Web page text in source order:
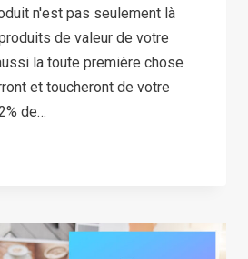
n'est pas seulement là
de valeur de votre
la toute première chose
et toucheront de votre
de…